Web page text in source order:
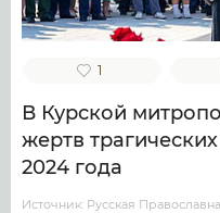
1
В Курской
жертв
2024 года
Источник: Русская